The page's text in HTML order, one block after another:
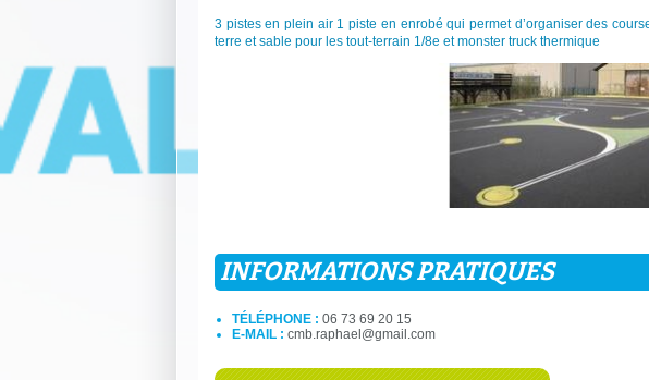
3 pistes en plein air 1 piste en enrobé qui permet d’organiser des
terre et sable pour les tout-terrain 1/8e et monster truck thermique
INFORMATIONS PRATIQUES
TÉLÉPHONE : 06 73 69 20 15
E-MAIL : cmb.raphael@gmail.com